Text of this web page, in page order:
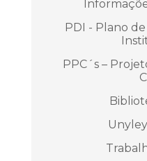
PDI - Plano
PPC´s –